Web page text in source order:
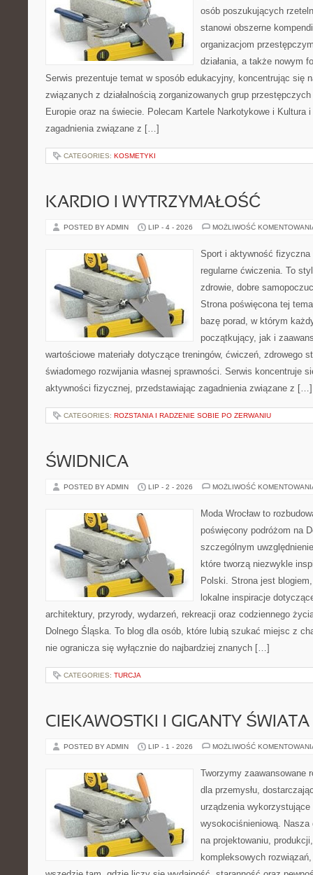
osób poszukujących
stanowi obszerne
organizacjom
działania, a także nowym
Serwis prezentuje temat w sposób edukacyjny, koncentrując się
związanych z działalnością zorganizowanych grup
Europie oraz na świecie. Polecam Kartele Narkotykowe i Kultura
zagadnienia związane z […]
CATEGORIES: KOSMETYKI
KARDIO I WYTRZYMAŁOŚĆ
POSTED BY ADMIN LIP - 4 - 2026 MOŻLIWOŚĆ
Sport i aktywność
regularne ćwiczenia. To
zdrowie, dobre
Strona poświęcona tej
bazę porad, w którym
początkujący, jak i
wartościowe materiały dotyczące treningów, ćwiczeń, zdrowego
świadomego rozwijania własnej sprawności. Serwis koncentruje
aktywności fizycznej, przedstawiając zagadnienia związane z […]
CATEGORIES: ROZSTANIA I RADZENIE SOBIE PO ZERWANIU
ŚWIDNICA
POSTED BY ADMIN LIP - 2 - 2026 MOŻLIWOŚĆ
Moda Wrocław to
poświęcony podróżom na
szczególnym
które tworzą niezwykle
Polski. Strona jest
lokalne inspiracje
architektury, przyrody, wydarzeń, rekreacji oraz codziennego
Dolnego Śląska. To blog dla osób, które lubią szukać miejsc z
nie ogranicza się wyłącznie do najbardziej znanych […]
CATEGORIES: TURCJA
CIEKAWOSTKI I GIGANTY ŚWIATA
POSTED BY ADMIN LIP - 1 - 2026 MOŻLIWOŚĆ
Tworzymy zaawansowane
dla przemysłu,
urządzenia wykorzystujące
wysokociśnieniową. Nasza
na projektowaniu,
kompleksowych